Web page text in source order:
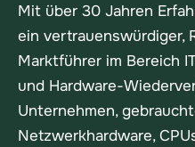
Mit über 30 Jahren
ein vertrauenswürdiger,
Marktführer im Bereich
und Hardware-
Unternehmen,
Netzwerkhardware,